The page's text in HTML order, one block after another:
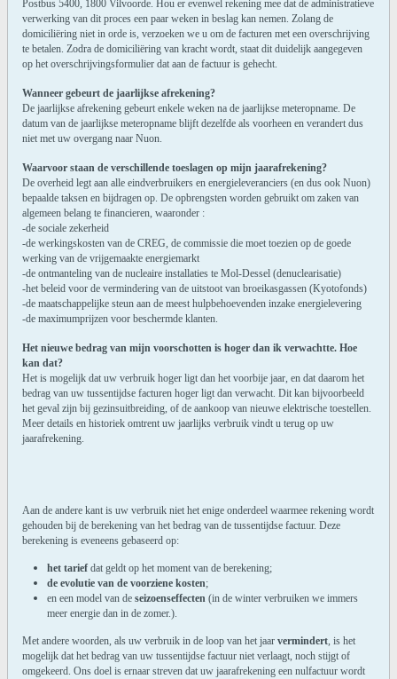
Postbus 5400, 1800 Vilvoorde. Hou er evenwel rekening mee dat de administratieve
verwerking van dit proces een paar weken in beslag kan nemen. Zolang de
domiciliëring niet in orde is, verzoeken we u om de facturen met een overschrijving
te betalen. Zodra de domiciliëring van kracht wordt, staat dit duidelijk aangegeven
op het overschrijvingsformulier dat aan de factuur is gehecht.
Wanneer gebeurt de jaarlijkse afrekening?
De jaarlijkse afrekening gebeurt enkele weken na de jaarlijkse meteropname. De
datum van de jaarlijkse meteropname blijft dezelfde als voorheen en verandert dus
niet met uw overgang naar Nuon.
Waarvoor staan de verschillende toeslagen op mijn jaarafrekening?
De overheid legt aan alle eindverbruikers en energieleveranciers (en dus ook Nuon)
bepaalde taksen en bijdragen op. De opbrengsten worden gebruikt om zaken van
algemeen belang te financieren, waaronder :
-de sociale zekerheid
-de werkingskosten van de CREG, de commissie die moet toezien op de goede
werking van de vrijgemaakte energiemarkt
-de ontmanteling van de nucleaire installaties te Mol-Dessel (denuclearisatie)
-het beleid voor de vermindering van de uitstoot van broeikasgassen (Kyotofonds)
-de maatschappelijke steun aan de meest hulpbehoevenden inzake energielevering
-de maximumprijzen voor beschermde klanten.
Het nieuwe bedrag van mijn voorschotten is hoger dan ik verwachtte. Hoe
kan dat?
Het is mogelijk dat uw verbruik hoger ligt dan het voorbije jaar, en dat daarom het
bedrag van uw tussentijdse facturen hoger ligt dan verwacht. Dit kan bijvoorbeeld
het geval zijn bij gezinsuitbreiding, of de aankoop van nieuwe elektrische toestellen.
Meer details en historiek omtrent uw jaarlijks verbruik vindt u terug op uw
jaarafrekening.
Aan de andere kant is uw verbruik niet het enige onderdeel waarmee rekening wordt
gehouden bij de berekening van het bedrag van de tussentijdse factuur. Deze
berekening is eveneens gebaseerd op:
het tarief dat geldt op het moment van de berekening;
de evolutie van de voorziene kosten;
en een model van de seizoenseffecten (in de winter verbruiken we immers
meer energie dan in de zomer.).
Met andere woorden, als uw verbruik in de loop van het jaar vermindert, is het
mogelijk dat het bedrag van uw tussentijdse factuur niet verlaagt, noch stijgt of
omgekeerd. Ons doel is ernaar streven dat uw jaarafrekening een nulfactuur wordt